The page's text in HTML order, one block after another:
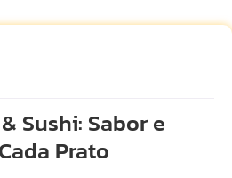
Sushi: Sabor e
Prato